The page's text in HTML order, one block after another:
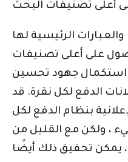
الرئيسية لها
على أعلى تصنيفات
استكمال جهود تحسين
الدفع لكل نقرة. قد
بنظام الدفع لكل
، ولكن مع القليل من
يمكن تحقيق ذلك أيضًا